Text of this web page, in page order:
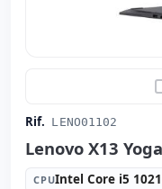
Rif. LENO01102
Lenovo X13
CPUIntel Core i5